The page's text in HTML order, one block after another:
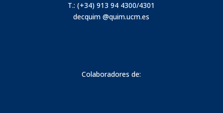
T.: (+34) 913 94 4300/4301
decquim @quim.ucm.es
Colaboradores de: